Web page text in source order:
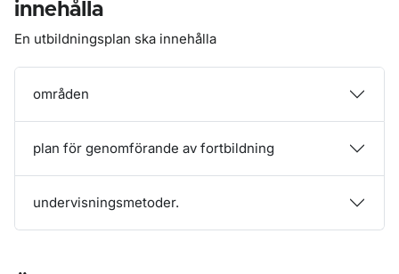
innehålla
En utbildningsplan ska innehålla
områden
plan för genomförande av fortbildning
undervisningsmetoder.